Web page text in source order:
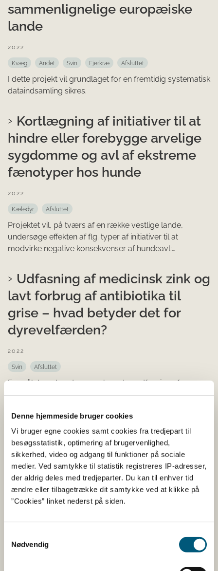
Denne hjemmeside bruger cookies
Vi bruger egne cookies samt cookies fra tredjepart til
besøgsstatistik, optimering af brugervenlighed,
sikkerhed, video og adgang til funktioner på sociale
medier. Ved samtykke til statistik registreres IP-adresser,
der aldrig deles med tredjeparter. Du kan til enhver tid
ændre eller tilbagetrække dit samtykke ved at klikke på
”Cookies” linket nederst på siden.
Nødvendig
sammenlignelige europæiske
lande
2022
Kvæg Andet Svin Fjerkræ Afsluttet
I dette projekt vil grundlaget for en fremtidig systematisk
dataindsamling sikres.
Kortlægning af initiativer til at
hindre eller forebygge arvelige
sygdomme og avl af ekstreme
fænotyper hos hunde
2022
Kæledyr Afsluttet
Projektet vil, på tværs af en række vestlige lande,
undersøge effekten af flg. typer af initiativer til at
modvirke negative konsekvenser af hundeavl:…
Udfasning af medicinsk zink og
lavt forbrug af antibiotika til
grise – hvad betyder det for
dyrevelfærden?
2022
Svin Afsluttet
Formålet er at undersøge, hvordan udfasning af
medicinsk zink og reduktion af brugen af antibiotika til
Hånd i hånd: Ansvarlig
dyrevelfærd og ansvarlig
antibiotika-anvendelse: dialog,
undren og italesættelse på
tværs af kvægbruget
Kvæg Afsluttet